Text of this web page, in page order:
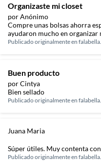
Organizaste mi closet
por Anónimo
Compre unas bolsas ahorra
ayudaron mucho en organizar
Publicado originalmente en
Buen producto
por Cintya
Bien sellado
Publicado originalmente en
Juana Maria
Súper útiles. Muy contenta
Publicado originalmente en